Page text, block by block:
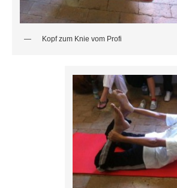
Kopf zum Knie vom Profi